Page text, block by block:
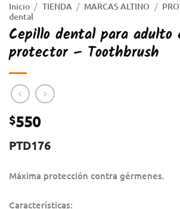
Inicio / TIENDA / MARCAS ALTINO /
dental
Cepillo dental para adulto
protector – Toothbrush
$550
PTD176
Máxima protección contra gérmenes.
Características: